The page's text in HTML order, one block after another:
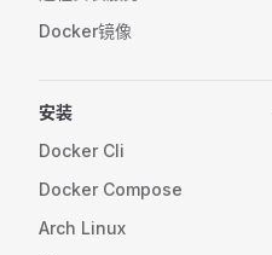
Docker镜像
安装
Docker Cli
Docker Compose
Arch Linux